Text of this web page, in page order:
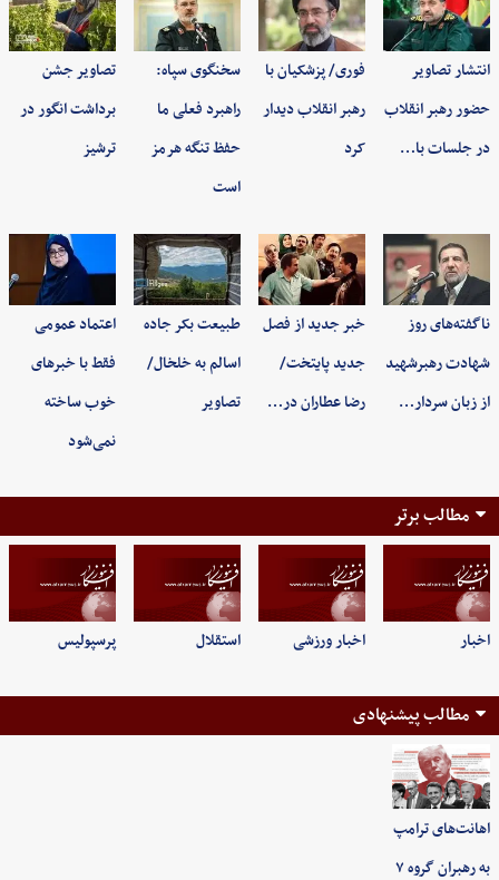
انتشار تصاویر
حضور رهبر انقلاب
در جلسات با…
فوری/ پزشکیان با
رهبر انقلاب دیدار
کرد
سخنگوی سپاه:
راهبرد فعلی ما
حفظ تنگه هرمز
است
تصاویر جشن
برداشت انگور در
ترشیز
ناگفته‌های روز
شهادت رهبرشهید
از زبان سردار…
خبر جدید از فصل
جدید پایتخت/
رضا عطاران در…
طبیعت بکر جاده
اسالم به خلخال/
تصاویر
اعتماد عمومی
فقط با خبرهای
خوب ساخته
نمی‌شود
مطالب برتر
اخبار اخبار ورزشی استقلال پرسپولیس
مطالب پیشنهادی
اهانت‌های ترامپ
به رهبران گروه ۷